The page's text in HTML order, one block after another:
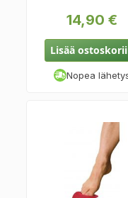
14,90 €
Lisää
Nopea